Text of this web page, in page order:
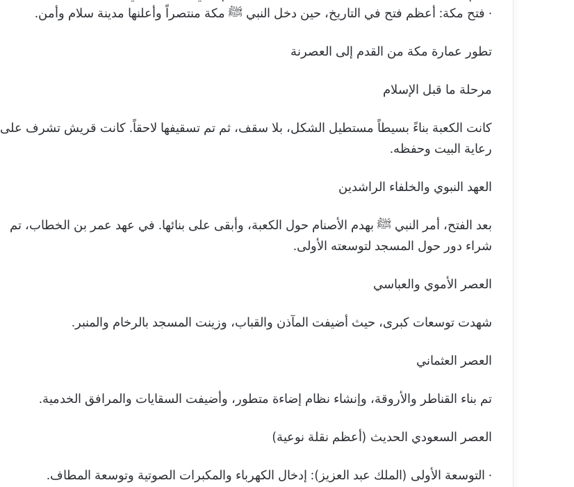
· فتح مكة: أعظم فتح في التاريخ، حين دخل النبي ﷺ مكة منتصراً وأعلنها مدينة سلام وأمن.
تطور عمارة مكة من القدم إلى العصرنة
مرحلة ما قبل الإسلام
كانت الكعبة بناءً بسيطاً مستطيل الشكل، بلا سقف، ثم تم تسقيفها لاحقاً. كانت قريش تشرف على
رعاية البيت وحفظه.
العهد النبوي والخلفاء الراشدين
بعد الفتح، أمر النبي ﷺ بهدم الأصنام حول الكعبة، وأبقى على بنائها. في عهد عمر بن الخطاب، تم
شراء دور حول المسجد لتوسعته الأولى.
العصر الأموي والعباسي
شهدت توسعات كبرى، حيث أضيفت المآذن والقباب، وزينت المسجد بالرخام والمنبر.
العصر العثماني
تم بناء القناطر والأروقة، وإنشاء نظام إضاءة متطور، وأضيفت السقايات والمرافق الخدمية.
العصر السعودي الحديث (أعظم نقلة نوعية)
· التوسعة الأولى (الملك عبد العزيز): إدخال الكهرباء والمكبرات الصوتية وتوسعة المطاف.